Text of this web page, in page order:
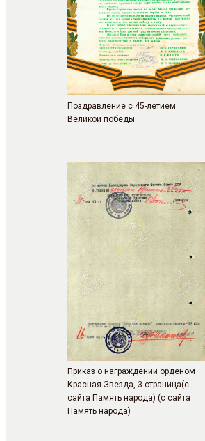
Поздравление с 45-летием
Великой победы
Приказ о награждении орденом
Красная Звезда, 3 страница(с
сайта Память народа) (с сайта
Память народа)